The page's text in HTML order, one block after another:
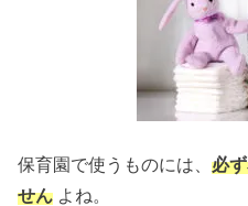
保育園で使うものには、必
せん よね。